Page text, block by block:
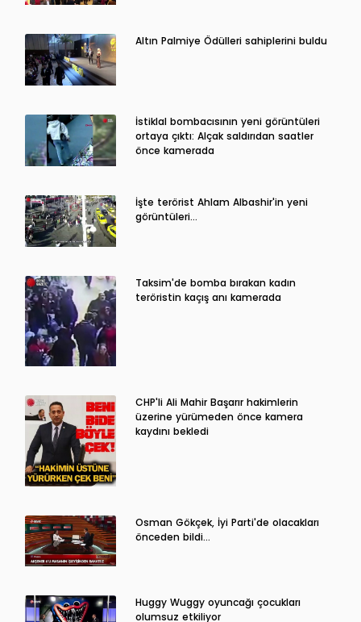
Altın Palmiye Ödülleri sahiplerini buldu
İstiklal bombacısının yeni görüntüleri
ortaya çıktı: Alçak saldırıdan saatler
önce kamerada
İşte terörist Ahlam Albashir'in yeni
görüntüleri…
Taksim'de bomba bırakan kadın
teröristin kaçış anı kamerada
CHP'li Ali Mahir Başarır hakimlerin
üzerine yürümeden önce kamera
kaydını bekledi
Osman Gökçek, İyi Parti'de olacakları
önceden bildi...
Huggy Wuggy oyuncağı çocukları
olumsuz etkiliyor